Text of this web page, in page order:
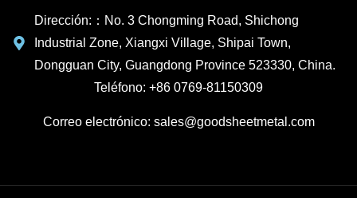
Dirección:：No. 3 Chongming Road, Shichong
Industrial Zone, Xiangxi Village, Shipai Town,
Dongguan City, Guangdong Province 523330, China.
Teléfono: +86 0769-81150309
Correo electrónico: sales@goodsheetmetal.com